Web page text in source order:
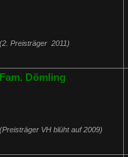
(2. Preisträger 2011)
Fam. Dömling
(Preisträger VH blüht auf 2009)